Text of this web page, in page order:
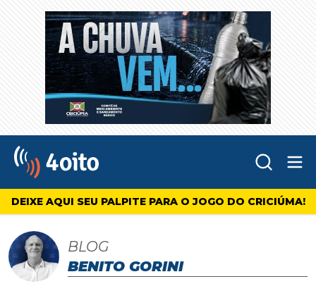
4oito
DEIXE AQUI SEU PALPITE PARA O JOGO DO CRICIÚMA!
BLOG
BENITO GORINI